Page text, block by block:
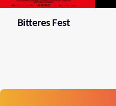
Bitteres Fest